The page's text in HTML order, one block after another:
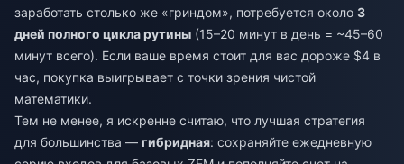
заработать столько же «гриндом», потребуется около 3
дней полного цикла рутины (15–20 минут в день = ~45–60
минут всего). Если ваше время стоит для вас дороже $4 в
час, покупка выигрывает с точки зрения чистой
математики.
Тем не менее, я искренне считаю, что лучшая стратегия
для большинства — гибридная: сохраняйте ежедневную